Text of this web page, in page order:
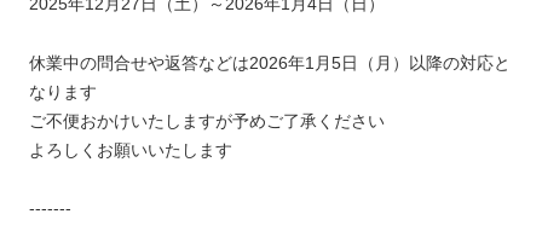
2025年12月27日（土）～2026年1月4日（日）
休業中の問合せや返答などは2026年1月5日（月）以降の対応と
なります
ご不便おかけいたしますが予めご了承ください
よろしくお願いいたします
-------